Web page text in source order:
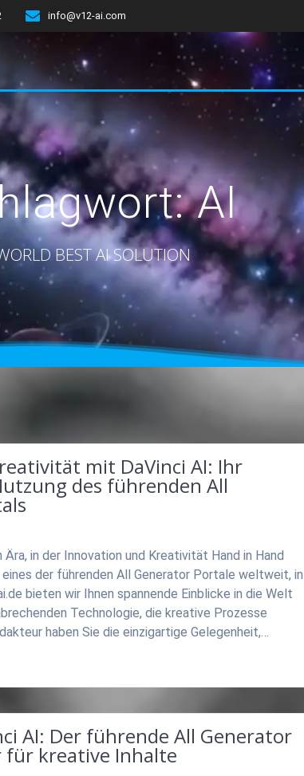
info@v12-ai.com
AI
BEST AI SOLUTION
mit DaVinci AI: Ihr
des führenden All
in der Innovation und Kreativität Hand in Hand
der führenden All Generator Portale weltweit, in
bieten wir Ihnen spannende Einblicke in die Welt
Technologie, die kreative Prozesse
haben Sie die einzigartige Gelegenheit,…
AI: Der führende All Generator
für kreative Inhalte